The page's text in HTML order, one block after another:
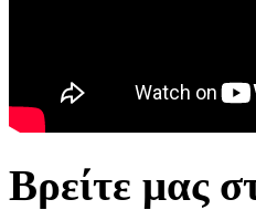
Βρείτε μας